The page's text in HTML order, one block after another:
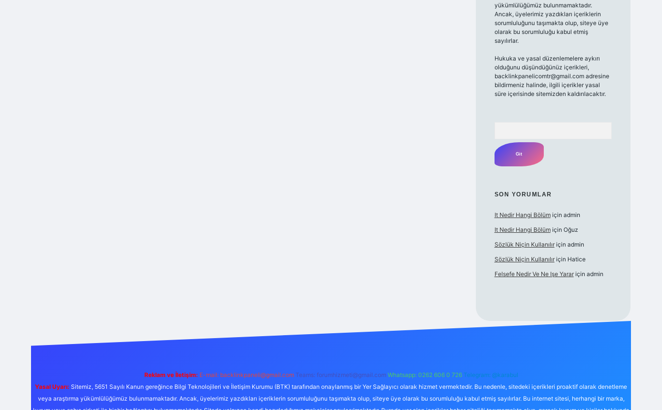
yükümlülüğümüz bulunmamaktadır.
Ancak, üyelerimiz yazdıkları içeriklerin
sorumluluğunu taşımakta olup, siteye üye
olarak bu sorumluluğu kabul etmiş
sayılırlar.
Hukuka ve yasal düzenlemelere aykırı
olduğunu düşündüğünüz içerikleri,
backlinkpanelicomtr@gmail.comadresine
bildirmeniz halinde, ilgili içerikler yasal
süre içerisinde sitemizden kaldırılacaktır.
SON YORUMLAR
It Nedir Hangi Bölümiçin admin
It Nedir Hangi Bölümiçin Oğuz
Sözlük Niçin Kullanılıriçin admin
Sözlük Niçin Kullanılıriçin Hatice
Felsefe Nedir Ve Ne Işe Yarariçin admin
Reklam ve İletişim: E-mail: backlinkpaneli@gmail.com Teams: forumhizmeti@gmail.com Whatsapp: 0262 606 0 726 Telegram: @karabul
Yasal Uyarı: Sitemiz, 5651 Sayılı Kanun gereğince Bilgi Teknolojileri ve İletişim Kurumu (BTK) tarafından onaylanmış bir Yer Sağlayıcı olarak hizmet vermektedir. Bu nedenle, sitedeki içerikleri proaktif olarak denetleme
veya araştırma yükümlülüğümüz bulunmamaktadır. Ancak, üyelerimiz yazdıkları içeriklerin sorumluluğunu taşımakta olup, siteye üye olarak bu sorumluluğu kabul etmiş sayılırlar. Bu internet sitesi, herhangi bir marka,